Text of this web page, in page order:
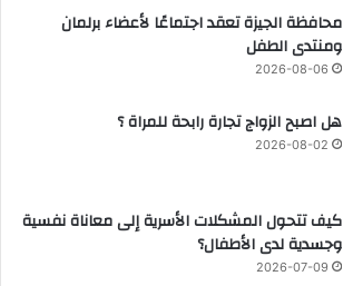
محافظة الجيزة تعقد اجتماعًا لأعضاء برلمان
ومنتدى الطفل
2026-08-06
هل اصبح الزواج تجارة رابحة للمراة ؟
2026-08-02
كيف تتحول المشكلات الأسرية إلى معاناة نفسية
وجسدية لدى الأطفال؟
2026-07-09